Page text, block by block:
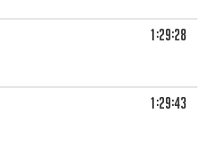
1:29:28
1:29:43